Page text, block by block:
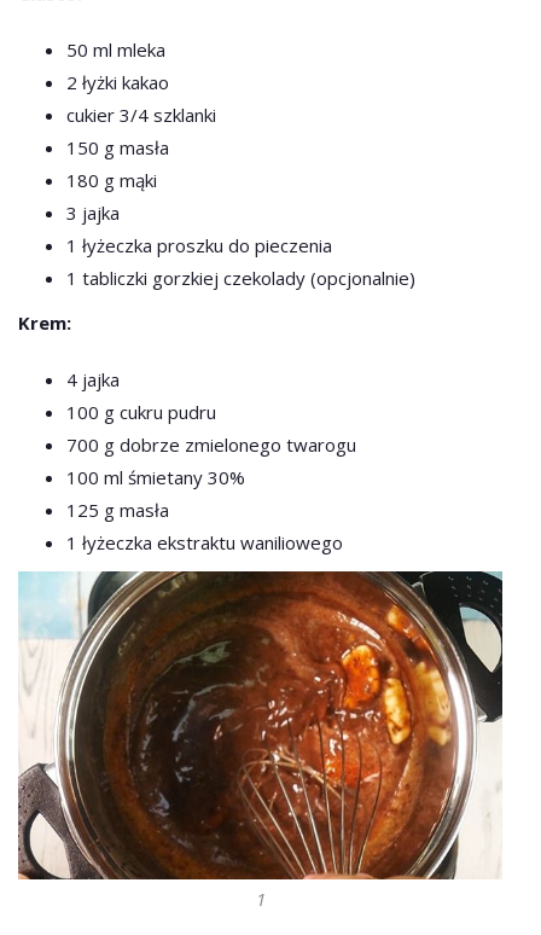
50 ml mleka
2 łyżki kakao
cukier 3/4 szklanki
150 g masła
180 g mąki
3 jajka
1 łyżeczka proszku do pieczenia
1 tabliczki gorzkiej czekolady (opcjonalnie)
Krem:
4 jajka
100 g cukru pudru
700 g dobrze zmielonego twarogu
100 ml śmietany 30%
125 g masła
1 łyżeczka ekstraktu waniliowego
1